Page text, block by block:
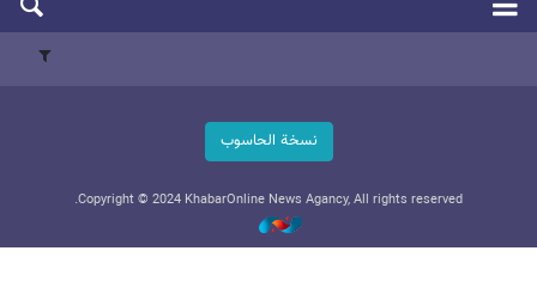
نسخة الحاسوب
Copyright © 2024 KhabarOnline News Agancy, All rights reserved.